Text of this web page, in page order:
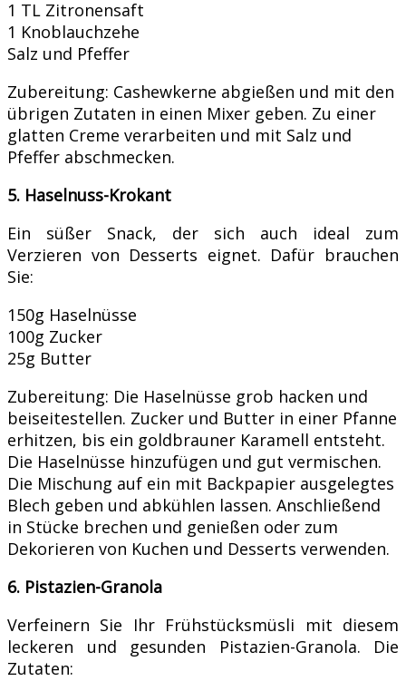
1 TL Zitronensaft
1 Knoblauchzehe
Salz und Pfeffer
Zubereitung: Cashewkerne abgießen und mit den
übrigen Zutaten in einen Mixer geben. Zu einer
glatten Creme verarbeiten und mit Salz und
Pfeffer abschmecken.
5. Haselnuss-Krokant
Ein süßer Snack, der sich auch ideal zum
Verzieren von Desserts eignet. Dafür brauchen
Sie:
150g Haselnüsse
100g Zucker
25g Butter
Zubereitung: Die Haselnüsse grob hacken und
beiseitestellen. Zucker und Butter in einer Pfanne
erhitzen, bis ein goldbrauner Karamell entsteht.
Die Haselnüsse hinzufügen und gut vermischen.
Die Mischung auf ein mit Backpapier ausgelegtes
Blech geben und abkühlen lassen. Anschließend
in Stücke brechen und genießen oder zum
Dekorieren von Kuchen und Desserts verwenden.
6. Pistazien-Granola
Verfeinern Sie Ihr Frühstücksmüsli mit diesem
leckeren und gesunden Pistazien-Granola. Die
Zutaten: